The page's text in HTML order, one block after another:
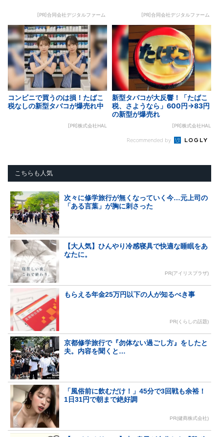
[PR]合同会社デジタルファーム [PR]合同会社デジタルファーム
コンビニで買うのは損！たばこ
税なしの新型タバコが爆売れ中
[PR]株式会社HAL
新型タバコが大反響！「たばこ
税、さようなら」600円→83円
の新型が爆売れ
[PR]株式会社HAL
Recommended by
こちらも人気
次々に修学旅行が無くなっていく今…元上司の
「ある言葉」が胸に刺さった
【大人気】ひんやり冷感寝具で快適な睡眠をあ
なたに。
PR(アイリスプラザ)
もらえる年金25万円以下の人が知るべき事
PR(くらしの話題)
京都修学旅行で『勿体ない過ごし方』をしたと
夫。内容を聞くと…
「風俗前に飲むだけ！」45分で3回戦も余裕！
1日31円で朝まで絶好調
PR(健商株式会社)